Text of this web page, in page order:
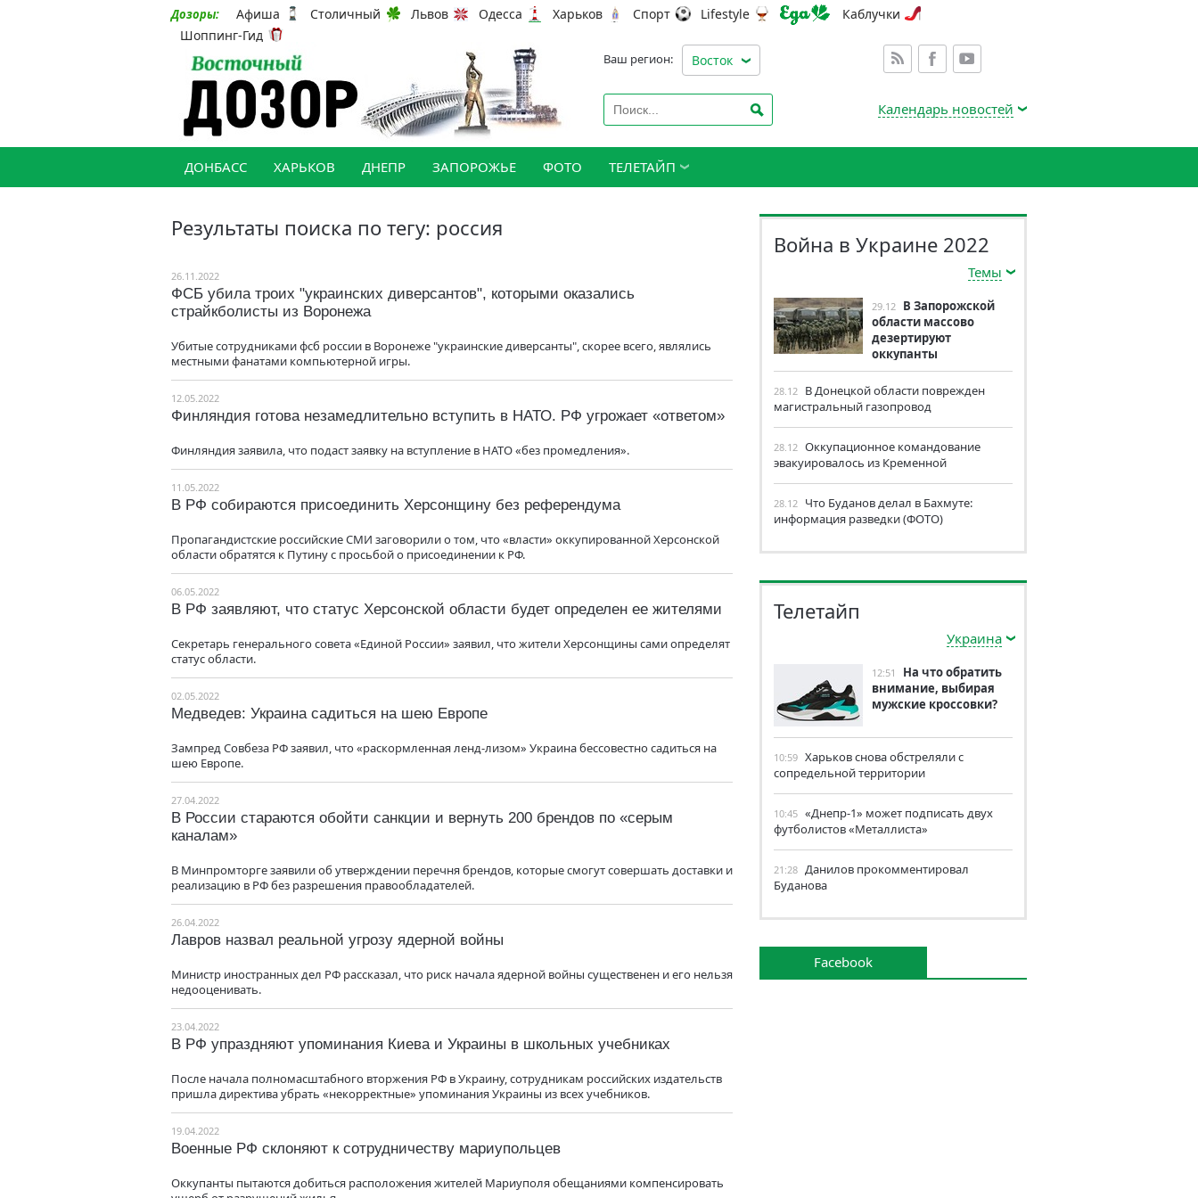
Дозоры: Афиша Столичный Львов Одесса Харьков Спорт Lifestyle
Каблучки
Шоппинг-Гид
Ваш регион: Восток
Календарь новостей
ДОНБАСС ХАРЬКОВ ДНЕПР ЗАПОРОЖЬЕ ФОТО ТЕЛЕТАЙП
Результаты поиска по тегу: россия
26.11.2022
ФСБ убила троих "украинских диверсантов", которыми оказались
страйкболисты из Воронежа
Убитые сотрудниками фсб россии в Воронеже "украинские диверсанты", скорее всего, являлись
местными фанатами компьютерной игры.
12.05.2022
Финляндия готова незамедлительно вступить в НАТО. РФ угрожает «ответом»
Финляндия заявила, что подаст заявку на вступление в НАТО «без промедления».
11.05.2022
В РФ собираются присоединить Херсонщину без референдума
Пропагандистские российские СМИ заговорили о том, что «власти» оккупированной Херсонской
области обратятся к Путину с просьбой о присоединении к РФ.
06.05.2022
В РФ заявляют, что статус Херсонской области будет определен ее жителями
Секретарь генерального совета «Единой России» заявил, что жители Херсонщины сами определят
статус области.
02.05.2022
Медведев: Украина садиться на шею Европе
Зампред Совбеза РФ заявил, что «раскормленная ленд-лизом» Украина бессовестно садиться на
шею Европе.
27.04.2022
В России стараются обойти санкции и вернуть 200 брендов по «серым
каналам»
В Минпромторге заявили об утверждении перечня брендов, которые смогут совершать доставки и
реализацию в РФ без разрешения правообладателей.
26.04.2022
Лавров назвал реальной угрозу ядерной войны
Министр иностранных дел РФ рассказал, что риск начала ядерной войны существенен и его нельзя
недооценивать.
23.04.2022
В РФ упраздняют упоминания Киева и Украины в школьных учебниках
После начала полномасштабного вторжения РФ в Украину, сотрудникам российских издательств
пришла директива убрать «некорректные» упоминания Украины из всех учебников.
19.04.2022
Военные РФ склоняют к сотрудничеству мариупольцев
Оккупанты пытаются добиться расположения жителей Мариуполя обещаниями компенсировать
Война в Украине 2022
Темы
29.12 В Запорожской
области массово
дезертируют
оккупанты
28.12 В Донецкой области поврежден
магистральный газопровод
28.12 Оккупационное командование
эвакуировалось из Кременной
28.12 Что Буданов делал в Бахмуте:
информация разведки (ФОТО)
Телетайп
Украина
12:51
На что обратить
внимание, выбирая
мужские кроссовки?
10:59 Харьков снова обстреляли с
сопредельной территории
10:45 «Днепр-1» может подписать двух
футболистов «Металлиста»
21:28 Данилов прокомментировал
Буданова
Facebook